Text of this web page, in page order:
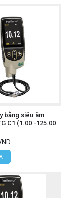
bằng siêu âm
C1 (1.00 -125.00